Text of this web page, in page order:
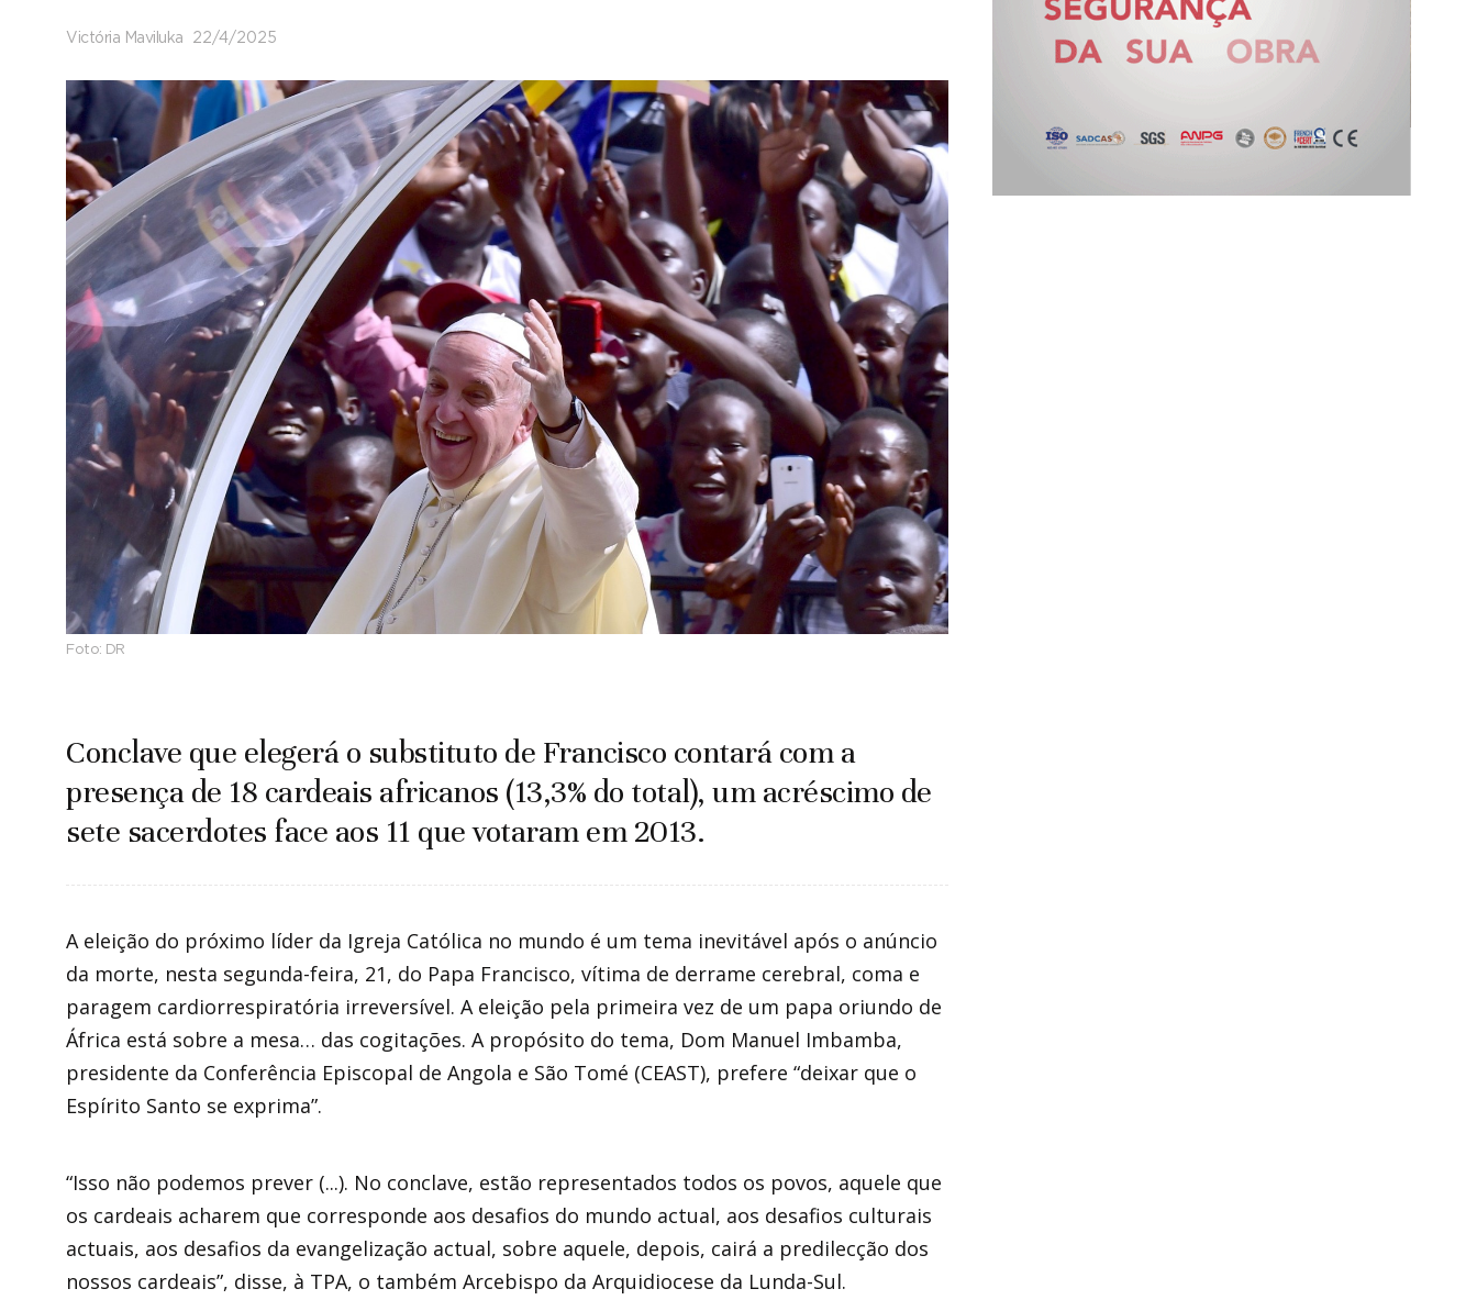
Victória Maviluka 22/4/2025
Foto: DR
Conclave que elegerá o substituto de Francisco contará com a
presença de 18 cardeais africanos (13,3% do total), um acréscimo de
sete sacerdotes face aos 11 que votaram em 2013.
A eleição do próximo líder da Igreja Católica no mundo é um tema inevitável após o anúncio
da morte, nesta segunda-feira, 21, do Papa Francisco, vítima de derrame cerebral, coma e
paragem cardiorrespiratória irreversível. A eleição pela primeira vez de um papa oriundo de
África está sobre a mesa… das cogitações. A propósito do tema, Dom Manuel Imbamba,
presidente da Conferência Episcopal de Angola e São Tomé (CEAST), prefere “deixar que o
Espírito Santo se exprima”.
“Isso não podemos prever (...). No conclave, estão representados todos os povos, aquele que
os cardeais acharem que corresponde aos desafios do mundo actual, aos desafios culturais
actuais, aos desafios da evangelização actual, sobre aquele, depois, cairá a predilecção dos
nossos cardeais”, disse, à TPA, o também Arcebispo da Arquidiocese da Lunda-Sul.